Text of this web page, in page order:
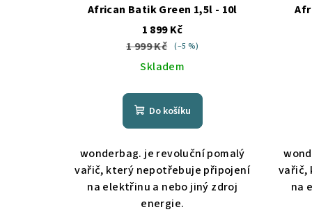
ů
African Batik Green 1,5l - 10l
1 899 Kč
1 999 Kč (–5 %)
Skladem
Do košíku
wonderbag. je revoluční pomalý
vařič, který nepotřebuje připojení
na elektřinu a nebo jiný zdroj
energie.
vařič,
na